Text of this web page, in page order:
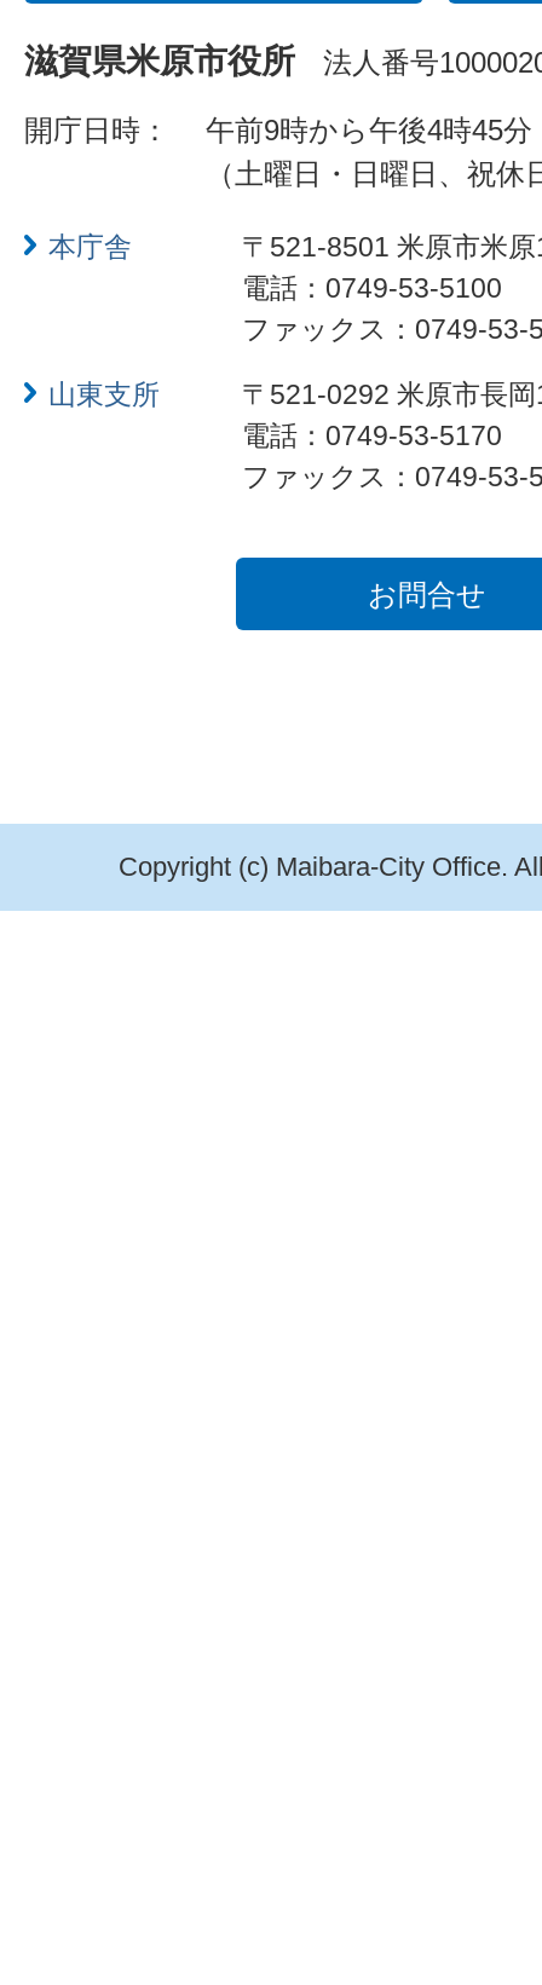
滋賀県米原市役所 法人番号
開庁日時：
午前9時から午後4時45分
（土曜日・日曜日、祝
本庁舎
〒521-8501 米原市米
電話：0749-53-5100
ファックス：0749-53-
山東支所
〒521-0292 米原市長
電話：0749-53-5170
ファックス：0749-53-
お問合せ
Copyright (c) Maibara-City Office.